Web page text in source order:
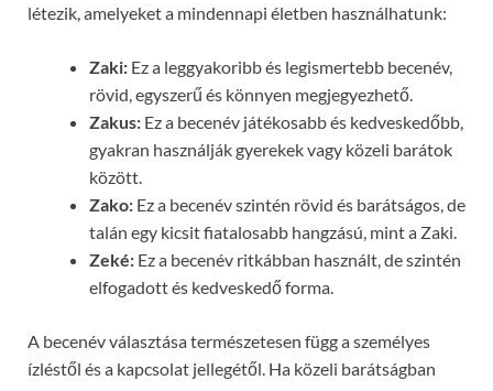
létezik, amelyeket a mindennapi életben használhatunk:
Zaki: Ez a leggyakoribb és legismertebb becenév,
rövid, egyszerű és könnyen megjegyezhető.
Zakus: Ez a becenév játékosabb és kedveskedőbb,
gyakran használják gyerekek vagy közeli barátok
között.
Zako: Ez a becenév szintén rövid és barátságos, de
talán egy kicsit fiatalosabb hangzású, mint a Zaki.
Zeké: Ez a becenév ritkábban használt, de szintén
elfogadott és kedveskedő forma.
A becenév választása természetesen függ a személyes
ízléstől és a kapcsolat jellegétől. Ha közeli barátságban